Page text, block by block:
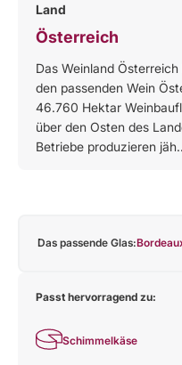
Land
Österreich
Das Weinland
den passenden Wein
46.760 Hektar
über den Osten des
Betriebe produzieren
Das passende Glas:
Passt hervorragend zu:
Schimmelkäse